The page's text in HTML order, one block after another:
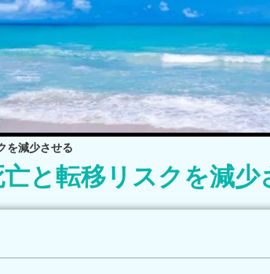
を減少させる
と転移リスクを減少